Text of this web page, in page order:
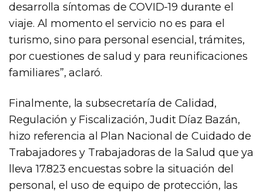
desarrolla síntomas de COVID-19 durante el
viaje. Al momento el servicio no es para el
turismo, sino para personal esencial, trámites,
por cuestiones de salud y para reunificaciones
familiares”, aclaró.
Finalmente, la subsecretaría de Calidad,
Regulación y Fiscalización, Judit Díaz Bazán,
hizo referencia al Plan Nacional de Cuidado de
Trabajadores y Trabajadoras de la Salud que ya
lleva 17.823 encuestas sobre la situación del
personal, el uso de equipo de protección, las